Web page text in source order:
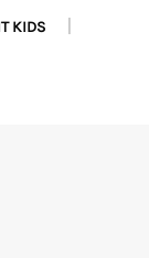
KIDS